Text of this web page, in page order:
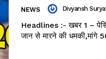
NEWS Divyansh
Headlines :- खबर 1 –